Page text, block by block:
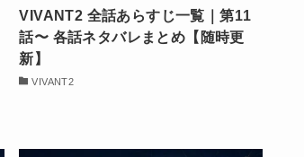
VIVANT2 全話あらすじ一覧｜第11
話〜 各話ネタバレまとめ【随時更
新】
VIVANT2